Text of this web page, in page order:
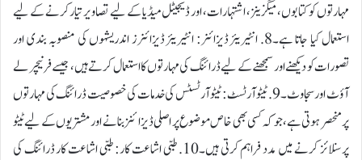
مہارتوں کو کتابوں، میگزینز، اشتہارات، اور ڈیجیٹل میڈیا کے لیے تصاویر تیار کرنے کے لیے
استعمال کیا جاتا ہے۔8. انٹیریئر ڈیزائنر: انٹیریئر ڈیزائنرز اندریشہوں کی منصوبہ بندی اور
تصورات کو دیکھنے اور سمجھنے کے لیے ڈرائنگ کی مہارتوں کا استعمال کرتے ہیں، جیسے فرنیچر لے
آؤٹ اور سجاوٹ۔9. ٹیٹو آرٹسٹ: ٹیٹو آرٹسٹس کی خدمات کی خصوصیت ڈرائنگ کی مہارتوں
پر منحصر ہوتی ہے، جو کہ کسی بھی خاص موضوع پر اصلی ڈیزائنز بنانے اور مشتریوں کے لیے ٹیٹو
پرسنلائز کرنے میں مدد فراہم کرتی ہیں۔10. طبی اشاعت کار: طبی اشاعت کار ڈرائنگ کی